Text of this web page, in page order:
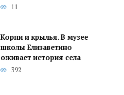
11
Корни и крылья. В музее
школы Елизаветино
оживает история села
392